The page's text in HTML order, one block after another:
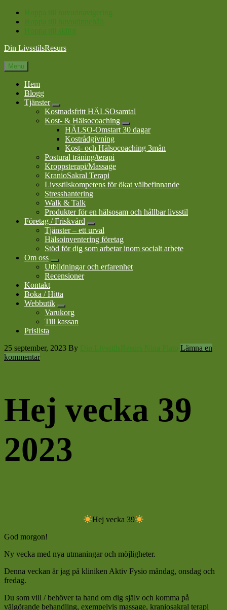
Hoppa till huvudnavigering
Hoppa till huvudinnehåll
Hoppa till sidfot
Din LivsstilsResurs
Menu
Hem
Blogg
Tjänster
Submenu
Kostnadsfritt HÄLSOsamtal
Kost- & Hälsocoaching
Submenu
HÄLSO-Omstart 30 dagar
Kostrådgivning
Kost- och Hälsocoaching 3mån
Postural träning/terapi
Kroppsterapi/Massage
KranioSakral Terapi
Livsstilskompetens för ökat välbefinnande
Stresshantering
Walk & Talk
Produkter för en hälsosam och hållbar livsstil
Företag / Friskvård
Submenu
Tjänster – ett urval
Hälsoinventering företag
Stöd för dig som arbetar inom socialt arbete
Om oss
Submenu
Utbildningar och erfarenhet
Recensioner
Kontakt
Boka / Hitta
Webbutik
Submenu
Varukorg
Till kassan
Prislista
25 september, 2023 By Din LivsstilsResurs Nina Plato Lämna en
kommentar
Hej vecka 39
2023
Hej vecka 39
God morgon!
Ny vecka med nya utmaningar och möjligheter.
Denna veckan är jag på kliniken Aktiv Fysio måndag, onsdag och
fredag.
Du som vill / behöver ta hand om dig själv och komma på
välgörande behandling, exempelvis massage, kraniosakral terapi